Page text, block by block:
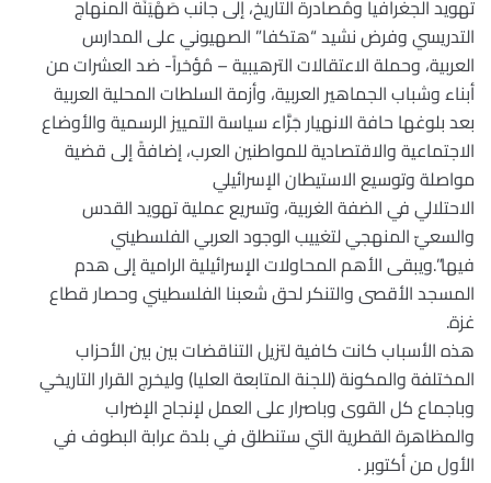
تهويد الجغرافيا ومُصادرة التاريخ، إلى جانب صَهْيَنَة المنهاج
التدريسي وفرض نشيد “هتكفا” الصهيوني على المدارس
العربية، وحملة الاعتقالات الترهيبية – مُؤخراً- ضد العشرات من
أبناء وشباب الجماهير العربية، وأزمة السلطات المحلية العربية
بعد بلوغها حافة الانهيار جَرَّاء سياسة التمييز الرسمية والأوضاع
الاجتماعية والاقتصادية للمواطنين العرب، إضافةً إلى قضية
مواصلة وتوسيع الاستيطان الإسرائيلي
الاحتلالي في الضفة الغربية، وتسريع عملية تهويد القدس
والسعيّ المنهجي لتغييب الوجود العربي الفلسطيني
فيها”.ويبقى الأهم المحاولات الإسرائيلية الرامية إلى هدم
المسجد الأقصى والتنكر لحق شعبنا الفلسطيني وحصار قطاع
غزة.
هذه الأسباب كانت كافية لتزيل التناقضات بين بين الأحزاب
المختلفة والمكونة (للجنة المتابعة العليا) وليخرج القرار التاريخي
وباجماع كل القوى وباصرار على العمل لإنجاح الإضراب
والمظاهرة القطرية التي ستنطلق في بلدة عرابة البطوف في
الأول من أكتوبر .